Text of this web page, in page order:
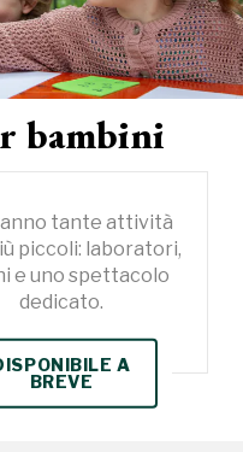
bambini
tante attività
piccoli: laboratori,
e uno spettacolo
dedicato.
A
BREVE